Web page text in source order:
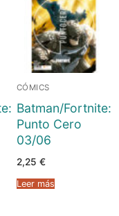
CÓMICS
Batman/Fortnite:
Punto Cero
03/06
2,25 €
Leer más